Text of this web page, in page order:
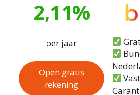
2,11%
per jaar
Open gratis
rekening